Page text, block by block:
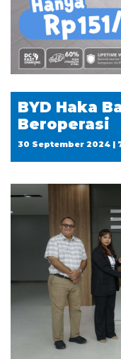
BYD Haka
Beroperasi
30 September 2024 |